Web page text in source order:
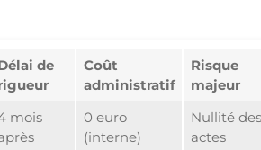
de
Coût
administratif
Risque
majeur
mois
0 euro
(interne)
Nullité des
actes